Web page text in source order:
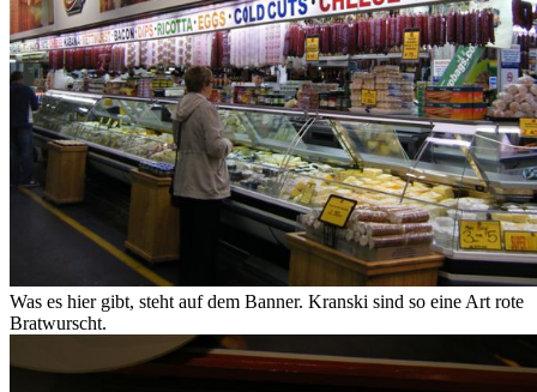
Was es hier gibt, steht auf dem Banner. Kranski sind so eine Art rote
Bratwurscht.